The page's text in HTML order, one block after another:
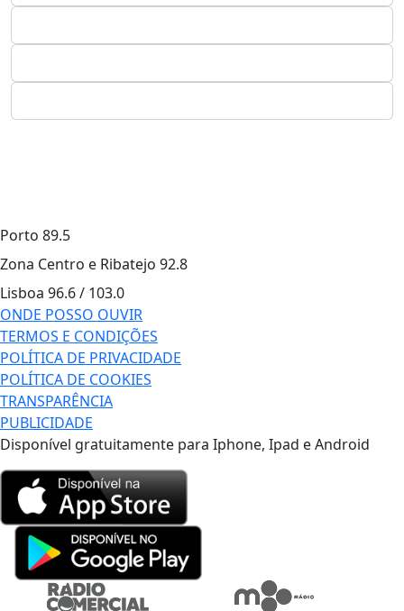
Porto 89.5
Zona Centro e Ribatejo 92.8
Lisboa 96.6 / 103.0
ONDE POSSO OUVIR
TERMOS E CONDIÇÕES
POLÍTICA DE PRIVACIDADE
POLÍTICA DE COOKIES
TRANSPARÊNCIA
PUBLICIDADE
Disponível gratuitamente para Iphone, Ipad e Android